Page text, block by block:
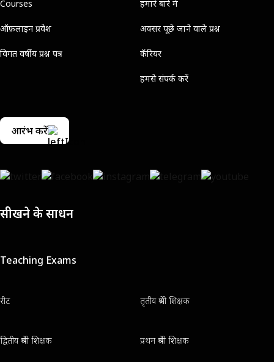
Courses
ऑफ़लाइन प्रवेश
विगत वर्षीय प्रश्न पत्र
हमारे बारे में
अक्सर पूछे जाने वाले प्रश्न
कॅरियर
हमसे संपर्क करें
आरंभ करें
सीखने के साधन
Teaching Exams
रीट तृतीय श्रेणी शिक्षक
द्वितीय श्रेणी शिक्षक प्रथम श्रेणी शिक्षक